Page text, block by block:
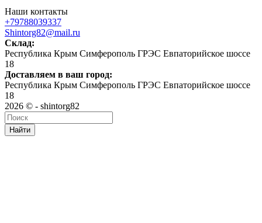
Наши контакты
+79788039337
Shintorg82@mail.ru
Склад:
Республика Крым Симферополь ГРЭС Евпаторийское шоссе
18
Доставляем в ваш город:
Республика Крым Симферополь ГРЭС Евпаторийское шоссе
18
2026 © - shintorg82
Найти